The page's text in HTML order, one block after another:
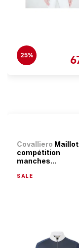
25%
Covalliero Maillot
compétition
manches...
SALE